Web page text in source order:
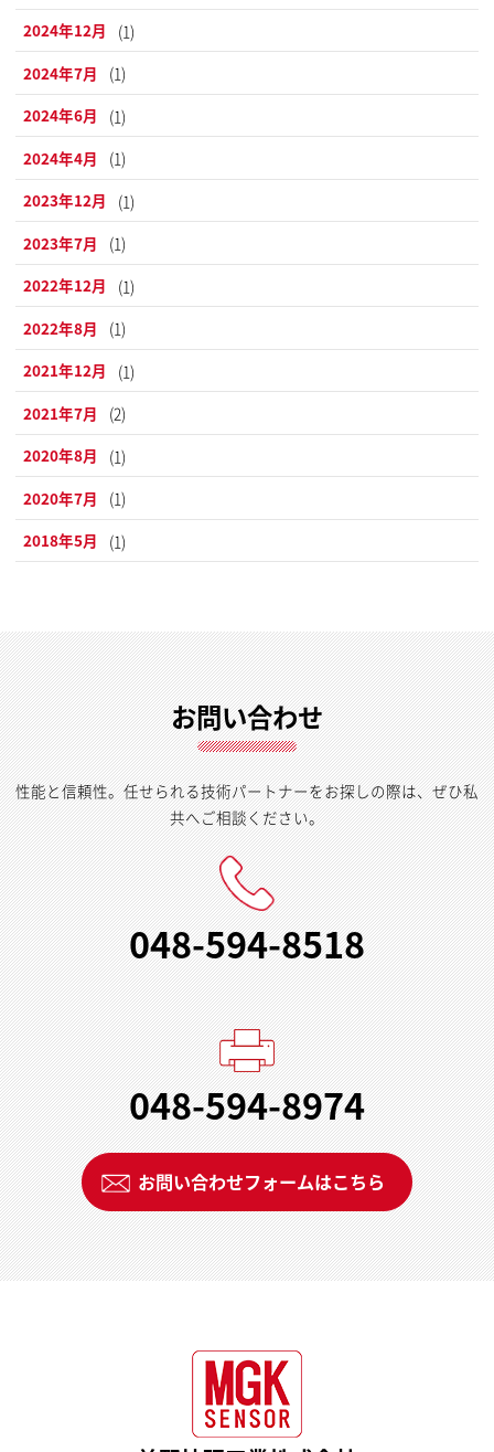
2024年12月
(1)
2024年7月
(1)
2024年6月
(1)
2024年4月
(1)
2023年12月
(1)
2023年7月
(1)
2022年12月
(1)
2022年8月
(1)
2021年12月
(1)
2021年7月
(2)
2020年8月
(1)
2020年7月
(1)
2018年5月
(1)
お問い合わせ
性能と信頼性。任せられる技術パートナーをお探しの際は、ぜひ私
共へご相談ください。
048-594-8518
048-594-8974
お問い合わせフォームはこちら